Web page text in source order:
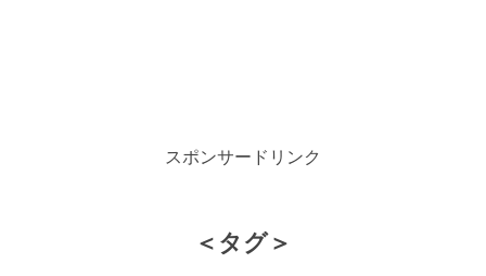
スポンサードリンク
＜タグ＞